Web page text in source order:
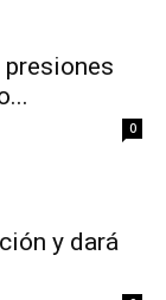
presiones
0
y dará